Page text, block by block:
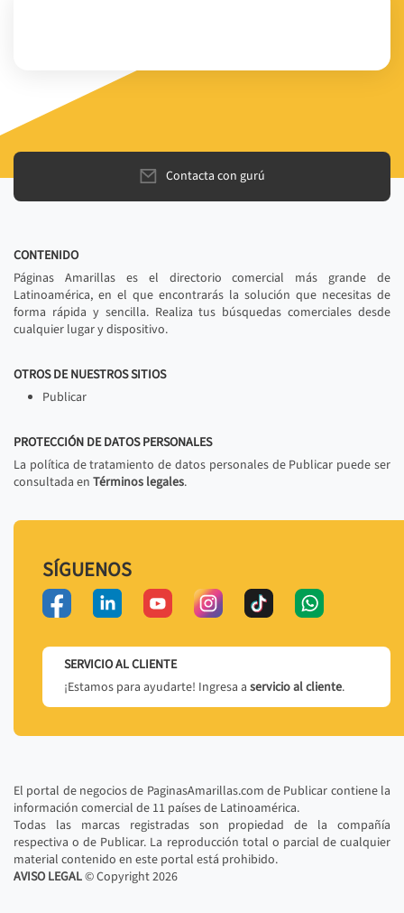
Contacta con gurú
CONTENIDO
Páginas Amarillas es el directorio comercial más grande de
Latinoamérica, en el que encontrarás la solución que necesitas de
forma rápida y sencilla. Realiza tus búsquedas comerciales desde
cualquier lugar y dispositivo.
OTROS DE NUESTROS SITIOS
Publicar
PROTECCIÓN DE DATOS PERSONALES
La política de tratamiento de datos personales de Publicar puede ser
consultada en Términos legales.
SÍGUENOS
SERVICIO AL CLIENTE
¡Estamos para ayudarte! Ingresa a servicio al cliente.
El portal de negocios de PaginasAmarillas.com de Publicar contiene la
información comercial de 11 países de Latinoamérica.
Todas las marcas registradas son propiedad de la compañía
respectiva o de Publicar. La reproducción total o parcial de cualquier
material contenido en este portal está prohibido.
AVISO LEGAL© Copyright2026